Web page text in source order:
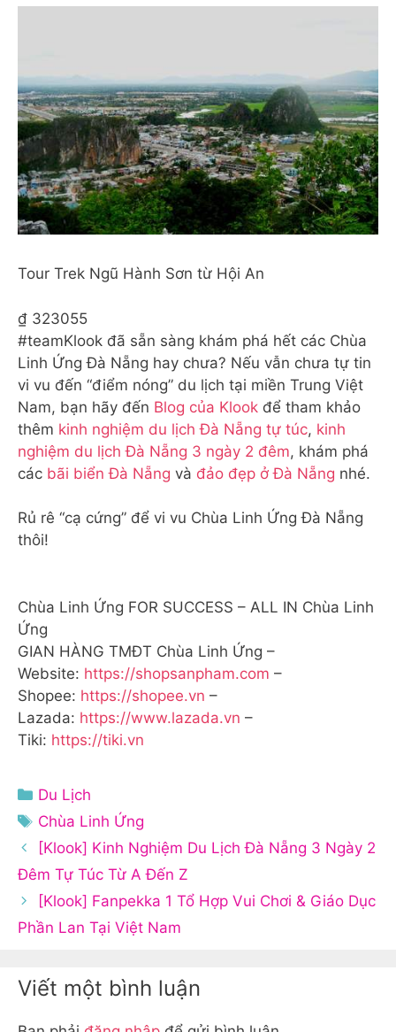
Tour Trek Ngũ Hành Sơn từ Hội An
₫ 323055
#teamKlook đã sẵn sàng khám phá hết các Chùa
Linh Ứng Đà Nẵng hay chưa? Nếu vẫn chưa tự tin
vi vu đến “điểm nóng” du lịch tại miền Trung Việt
Nam, bạn hãy đến Blog của Klook để tham khảo
thêm kinh nghiệm du lịch Đà Nẵng tự túc, kinh
nghiệm du lịch Đà Nẵng 3 ngày 2 đêm, khám phá
các bãi biển Đà Nẵng và đảo đẹp ở Đà Nẵng nhé.
Rủ rê “cạ cứng” để vi vu Chùa Linh Ứng Đà Nẵng
thôi!
Chùa Linh Ứng FOR SUCCESS – ALL IN Chùa Linh
Ứng
GIAN HÀNG TMĐT Chùa Linh Ứng –
Website: https://shopsanpham.com –
Shopee: https://shopee.vn –
Lazada: https://www.lazada.vn –
Tiki: https://tiki.vn
Danh
mục
Du Lịch
Thẻ
Chùa Linh Ứng
[Klook] Kinh Nghiệm Du Lịch Đà Nẵng 3 Ngày 2
Đêm Tự Túc Từ A Đến Z
[Klook] Fanpekka 1 Tổ Hợp Vui Chơi & Giáo Dục
Phần Lan Tại Việt Nam
Viết một bình luận